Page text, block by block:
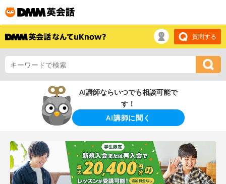
質問する
AI講師ならいつでも相談可能で
す！
AI講師に聞く